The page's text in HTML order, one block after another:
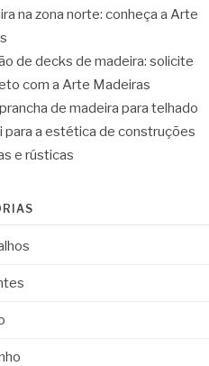
na zona norte: conheça a Arte
de decks de madeira: solicite
com a Arte Madeiras
de madeira para telhado
para a estética de construções
e rústicas